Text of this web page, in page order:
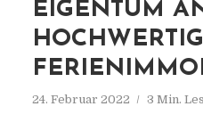
EIGENTUM
24. Februar 2022 3 Min.